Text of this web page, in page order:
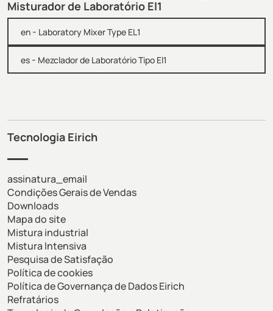
Misturador de Laboratório El1
en - Laboratory Mixer Type EL1
es - Mezclador de Laboratório Tipo El1
Tecnologia Eirich
assinatura_email
Condições Gerais de Vendas
Downloads
Mapa do site
Mistura industrial
Mistura Intensiva
Pesquisa de Satisfação
Política de cookies
Política de Governança de Dados Eirich
Refratários